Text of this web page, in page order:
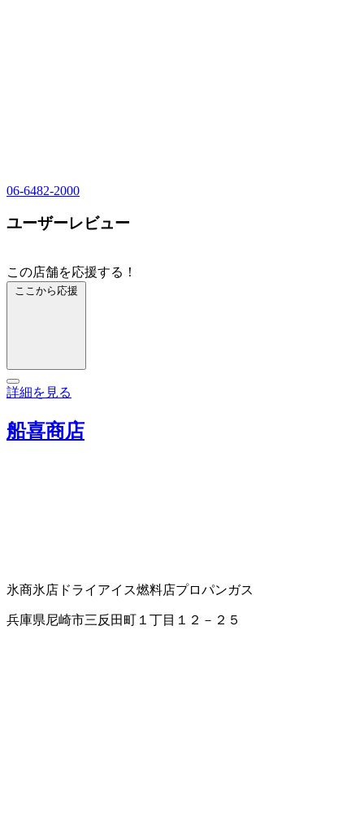
06-6482-2000
ユーザーレビュー
この店舗を応援する！
ここから応援
詳細を見る
船喜商店
氷商氷店 ドライアイス燃料店プロパンガス
兵庫県尼崎市三反田町１丁目１２－２５